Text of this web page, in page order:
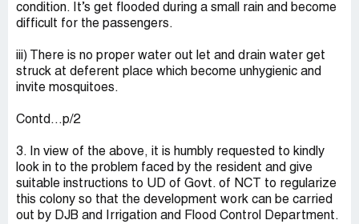
condition. It’s get flooded during a small rain and become
difficult for the passengers.
iii) There is no proper water out let and drain water get
struck at deferent place which become unhygienic and
invite mosquitoes.
Contd…p/2
3. In view of the above, it is humbly requested to kindly
look in to the problem faced by the resident and give
suitable instructions to UD of Govt. of NCT to regularize
this colony so that the development work can be carried
out by DJB and Irrigation and Flood Control Department.